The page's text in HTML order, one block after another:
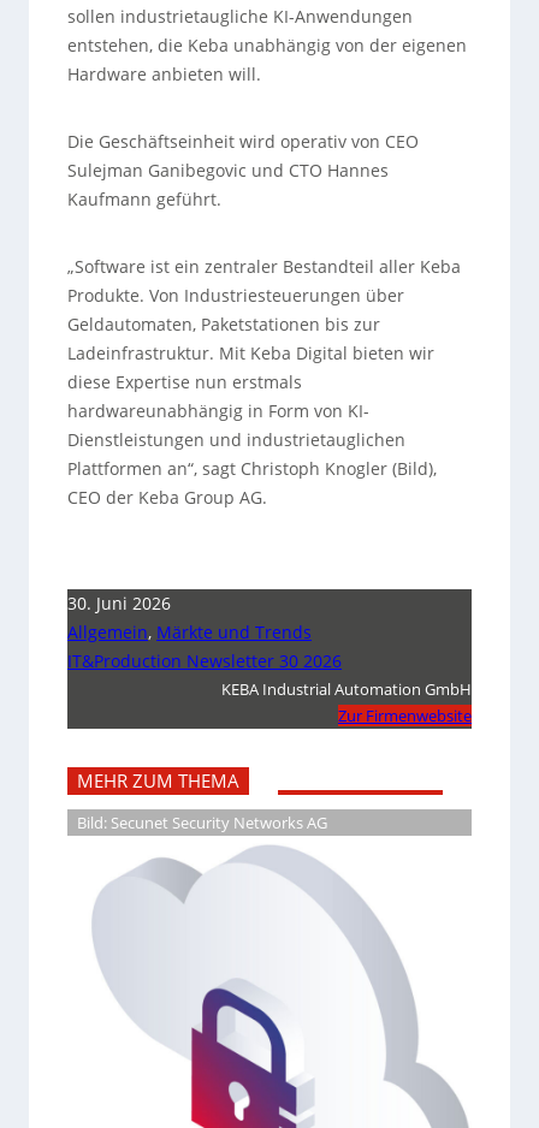
sollen industrietaugliche KI-Anwendungen
entstehen, die Keba unabhängig von der eigenen
Hardware anbieten will.
Die Geschäftseinheit wird operativ von CEO
Sulejman Ganibegovic und CTO Hannes
Kaufmann geführt.
„Software ist ein zentraler Bestandteil aller Keba
Produkte. Von Industriesteuerungen über
Geldautomaten, Paketstationen bis zur
Ladeinfrastruktur. Mit Keba Digital bieten wir
diese Expertise nun erstmals
hardwareunabhängig in Form von KI-
Dienstleistungen und industrietauglichen
Plattformen an“, sagt Christoph Knogler (Bild),
CEO der Keba Group AG.
30. Juni 2026
Allgemein, Märkte und Trends
IT&Production Newsletter 30 2026
KEBA Industrial Automation GmbH
Zur Firmenwebsite
MEHR ZUM THEMA
Bild: Secunet Security Networks AG